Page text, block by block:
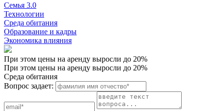
Семья 3.0
Технологии
Среда обитания
Образование и кадры
Экономика влияния
При этом цены на аренду выросли до 20%
При этом цены на аренду выросли до 20%
Среда обитания
Вопрос задает: